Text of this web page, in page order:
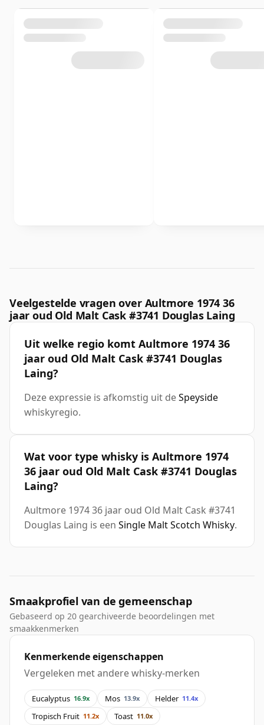
Veelgestelde vragen over Aultmore 1974 36
jaar oud Old Malt Cask #3741 Douglas Laing
Uit welke regio komt Aultmore 1974 36
jaar oud Old Malt Cask #3741 Douglas
Laing?
Deze expressie is afkomstig uit deSpeyside
whiskyregio.
Wat voor type whisky is Aultmore 1974
36 jaar oud Old Malt Cask #3741 Douglas
Laing?
Aultmore 1974 36 jaar oud Old Malt Cask #3741
Douglas Laing is een Single Malt Scotch Whisky.
Smaakprofiel van de gemeenschap
Gebaseerd op 20 gearchiveerde beoordelingen met
smaakkenmerken
Kenmerkende eigenschappen
Vergeleken met andere whisky-merken
Eucalyptus 16.9x Mos 13.9x Helder 11.4x
Tropisch Fruit 11.2x Toast 11.0x